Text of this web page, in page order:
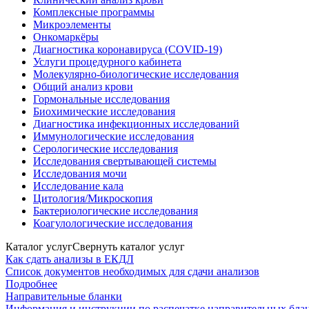
Комплексные программы
Микроэлементы
Онкомаркёры
Диагностика коронавируса (COVID-19)
Услуги процедурного кабинета
Молекулярно-биологические исследования
Общий анализ крови
Гормональные исследования
Биохимические исследования
Диагностика инфекционных исследований
Иммунологические исследования
Серологические исследования
Исследования свертывающей системы
Исследования мочи
Исследование кала
Цитология/Микроскопия
Бактериологические исследования
Коагулологические исследования
Каталог услугСвернуть каталог услуг
Как сдать анализы в ЕКДЛ
Список документов необходимых для сдачи анализов
Подробнее
Направительные бланки